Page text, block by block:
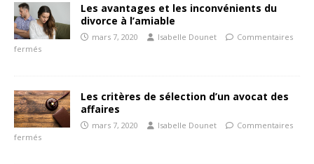
Les avantages et les inconvénients du
divorce à l’amiable
mars 7, 2020 Isabelle Dounet
Commentaires
fermés
Les critères de sélection d’un avocat des
affaires
mars 7, 2020 Isabelle Dounet
Commentaires
fermés